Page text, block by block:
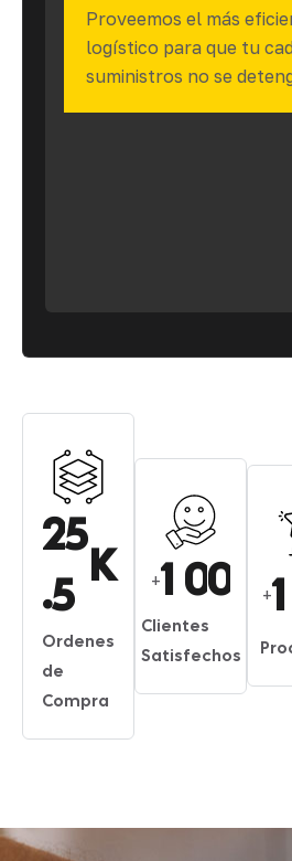
Proveemos el más
logístico para que tu
suministros no se
25
.5
K
Ordenes
de
Compra
+1 00
Clientes
Satisfechos
+1